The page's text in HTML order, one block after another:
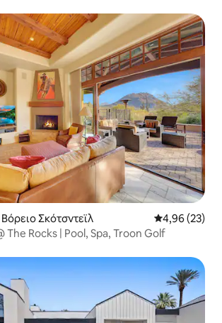
Σκότσντεϊλ Μέση
4,96 (23)
The Rocks | Pool, Spa, Troon Golf